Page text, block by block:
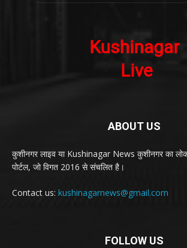
ABOUT US
कुशीनगर लाइव या Kushinagar News कुशीनगर का
पोर्टल, जो विगत 2016 से संचलित है।
Contact us: kushinagarnews@gmail.com
FOLLOW US